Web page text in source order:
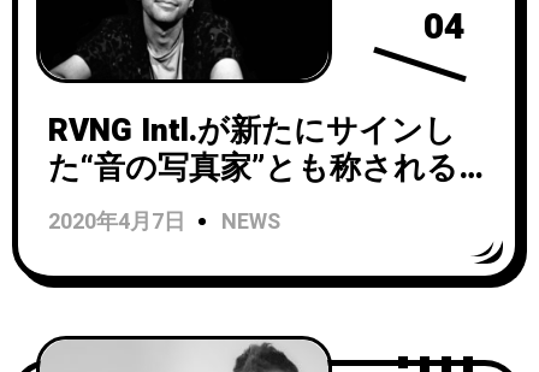
04
RVNG Intl.が新たにサインし
た“音の写真家”とも称される注
目の逸材 Isik Kural がニュー・
シングルをリリースし、ミュ
ージック・ビデオを公開！
2020年4月7日 NEWS